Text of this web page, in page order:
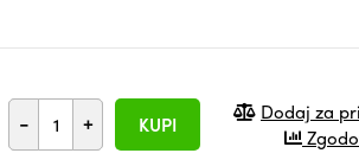
- + KUPI
Dodaj za